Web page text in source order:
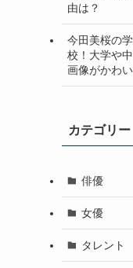
由は？
今田美桜の
校！大学や
画像がかわ
カテゴリー
俳優
女優
タレント